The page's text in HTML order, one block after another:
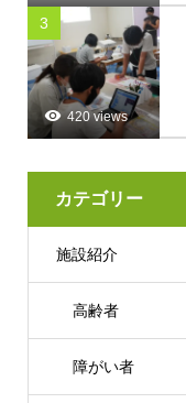
3
420 views
カテゴリー
施設紹介
高齢者
障がい者